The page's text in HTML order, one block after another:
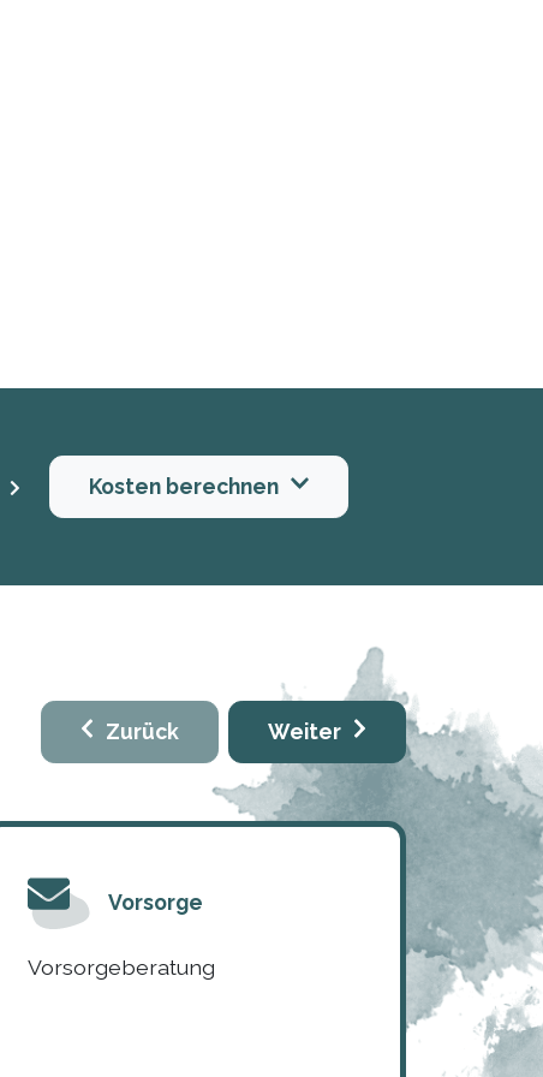
Kosten berechnen
Zurück Weiter
Vorsorge
Vorsorgeberatung